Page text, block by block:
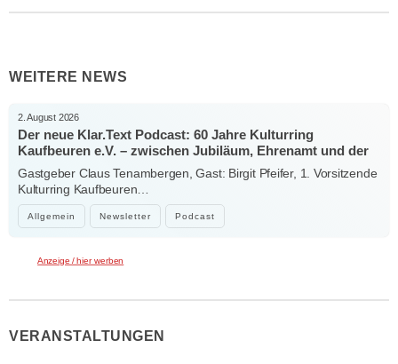
WEITERE NEWS
Allgemein Newsletter Podcast
2. August 2026
Der neue Klar.Text Podcast: 60 Jahre Kulturring
Kaufbeuren e.V. – zwischen Jubiläum, Ehrenamt und der
Kraft der Kultur
Gastgeber Claus Tenambergen, Gast: Birgit Pfeifer, 1. Vorsitzende
Kulturring Kaufbeuren…
Anzeige / hier werben
VERANSTALTUNGEN